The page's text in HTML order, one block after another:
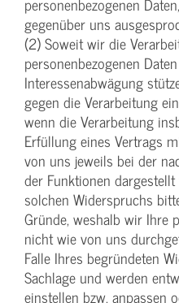
gegenüber uns
(2) Soweit wir die
personenbezogenen
Interessenabwägung
gegen die Verarbeitung
wenn die Verarbeitung
Erfüllung eines Vertrags
von uns jeweils bei der
der Funktionen
solchen Widerspruchs
Gründe, weshalb wir Ihre
nicht wie von uns
Falle Ihres begründeten
Sachlage und werden
einstellen bzw. anpassen